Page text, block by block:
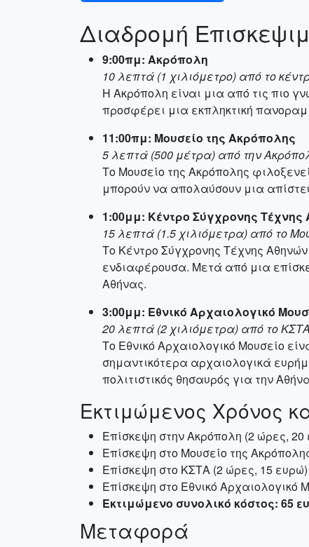
Διαδρομή
9:00πμ: Ακρόπολη
10 λεπτά (1 χιλιόμετρο) από το
Η Ακρόπολη είναι μια από τις πιο
προσφέρει μια εκπληκτική
11:00πμ: Μουσείο της Ακρόπολης
5 λεπτά (500 μέτρα) από την
Το Μουσείο της Ακρόπολης
μπορούν να απολαύσουν μια
1:00μμ: Κέντρο Σύγχρονης Τέχνης
15 λεπτά (1.5 χιλιόμετρα) από το
Το Κέντρο Σύγχρονης Τέχνης
ενδιαφέρουσα. Μετά από μια
Αθήνας.
3:00μμ: Εθνικό Αρχαιολογικό
20 λεπτά (2 χιλιόμετρα) από το ΚΣΤΑ
Το Εθνικό Αρχαιολογικό Μουσείο
σημαντικότερα αρχαιολογικά
πολιτιστικός θησαυρός για την
Εκτιμώμενος Χρόνος
Επίσκεψη στην Ακρόπολη (2 ώρες, 20
Επίσκεψη στο Μουσείο της
Επίσκεψη στο ΚΣΤΑ (2 ώρες, 15 ευρώ)
Επίσκεψη στο Εθνικό Αρχαιολογικό
Εκτιμώμενο συνολικό κόστος: 65
Μεταφορά